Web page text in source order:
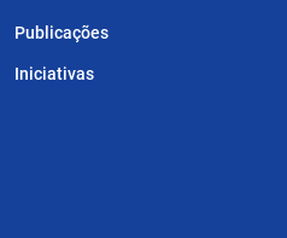
Publicações
Iniciativas